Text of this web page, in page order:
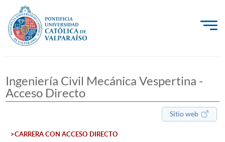
Investigación, Creación e Innovación
PUCV Internacional
Ingeniería Civil Mecánica Vespertina -
Acceso Directo
Sitio web
>CARRERA CON ACCESO DIRECTO